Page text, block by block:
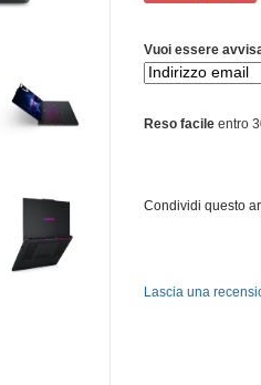
Vuoi essere
Reso facileentro
Condividi questo
Lascia una